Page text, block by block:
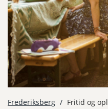
Frederiksberg / Fritid og